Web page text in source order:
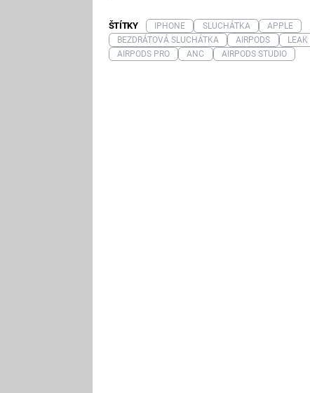
ŠTÍTKY IPHONE SLUCHÁTKA
APPLE
BEZDRÁTOVÁ SLUCHÁTKA
AIRPODS
LEAK
AIRPODS PRO
ANC AIRPODS STUDIO